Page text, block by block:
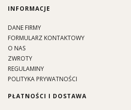
Linki w stopce
INFORMACJE
DANE FIRMY
FORMULARZ KONTAKTOWY
O NAS
ZWROTY
REGULAMINY
POLITYKA PRYWATNOŚCI
PŁATNOŚCI I DOSTAWA